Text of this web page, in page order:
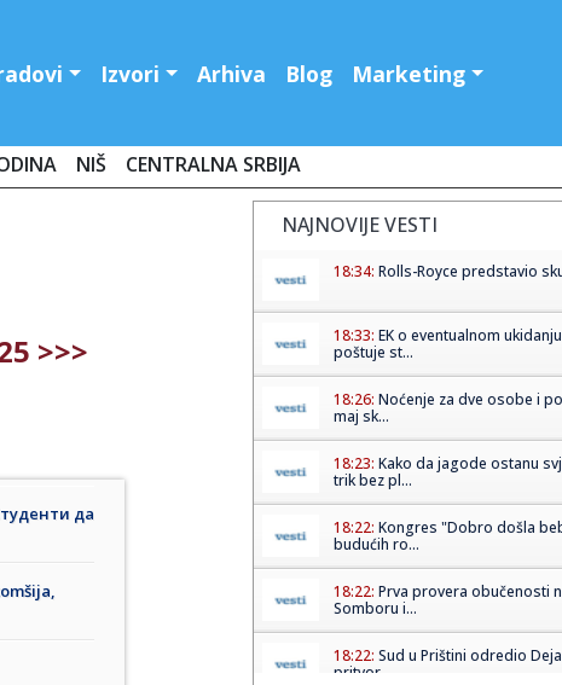
Izvori Arhiva Blog Marketing
NIŠ CENTRALNA SRBIJA
>>>
да
NAJNOVIJE VESTI
18:34: Rolls-Royce predstavio
18:33: EK o eventualnom
poštuje st...
18:26: Noćenje za dve osobe i
maj sk...
18:23: Kako da jagode ostanu
trik bez pl...
18:22: Kongres "Dobro došla
budućih ro...
18:22: Prva provera obučenosti
Somboru i...
18:22: Sud u Prištini odredio
pritvor